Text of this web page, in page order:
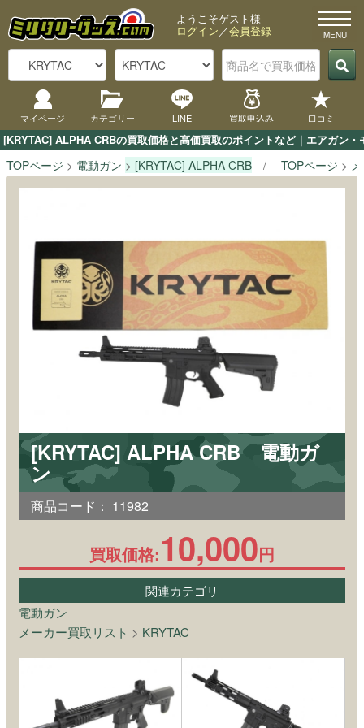
[KRYTAC] ALPHA CRBの買取価格と高価買取のポイントなど｜エアガン
ようこそゲスト様
ログイン／会員登録
マイページ カテゴリー LINE 買取申込み 口コミ
TOPページ 電動ガン [KRYTAC] ALPHA CRB TOPページ
[KRYTAC] ALPHA CRB 電動ガ
ン
商品コード： 11982
買取価格:10,000円
関連カテゴリ
電動ガン
メーカー買取リスト > KRYTAC